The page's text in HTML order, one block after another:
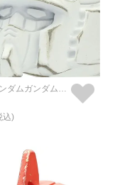
機動戦士ガンダムガンダムフェイスリング-WHITE-/指輪